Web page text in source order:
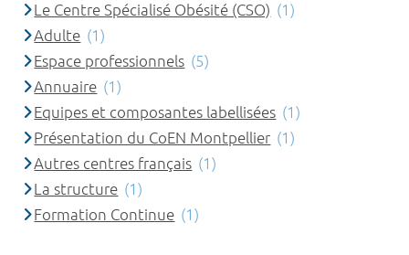
Le Centre Spécialisé Obésité (CSO) (1)
Adulte (1)
Espace professionnels (5)
Annuaire (1)
Equipes et composantes labellisées (1)
Présentation du CoEN Montpellier (1)
Autres centres français (1)
La structure (1)
Formation Continue (1)